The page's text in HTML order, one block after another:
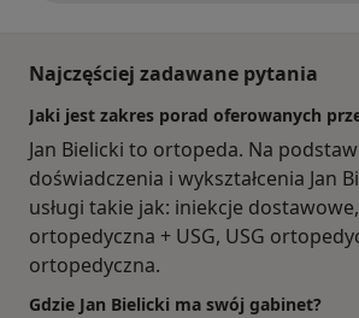
Najczęściej zadawane pytania
Jaki jest zakres porad oferowanych
Jan Bielicki to ortopeda. Na
doświadczenia i wykształcenia Jan
usługi takie jak: iniekcje
ortopedyczna + USG, USG
ortopedyczna.
Gdzie Jan Bielicki ma swój gabinet?